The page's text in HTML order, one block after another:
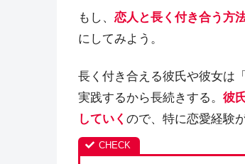
もし、 恋人と長く付き合う方
にしてみよう。
長く付き合える彼氏や彼女は
実践するから長続きする。 彼
していく ので、特に恋愛経験